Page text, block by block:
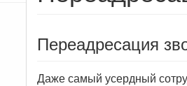
Переадресация
Даже самый усердный